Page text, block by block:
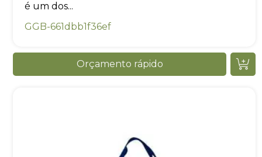
é um dos...
GGB-661dbb1f36ef
Orçamento rápido